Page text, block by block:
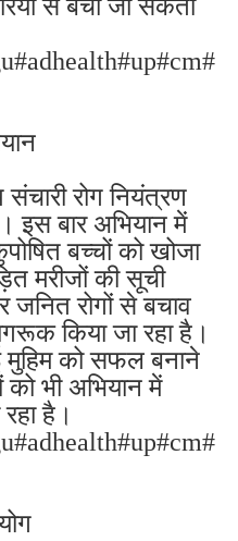
से बचा जा सकता
रोग नियंत्रण
इस बार अभियान में
बच्चों को खोजा
मरीजों की सूची
जनित रोगों से बचाव
किया जा रहा है।
को सफल बनाने
को भी अभियान में
है।